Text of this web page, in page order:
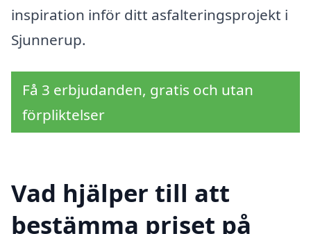
inspiration inför ditt asfalteringsprojekt i
Sjunnerup.
Få 3 erbjudanden, gratis och utan
förpliktelser
Vad hjälper till att
bestämma priset på